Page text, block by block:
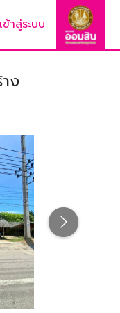
เข้าสู่ระบบ
ง